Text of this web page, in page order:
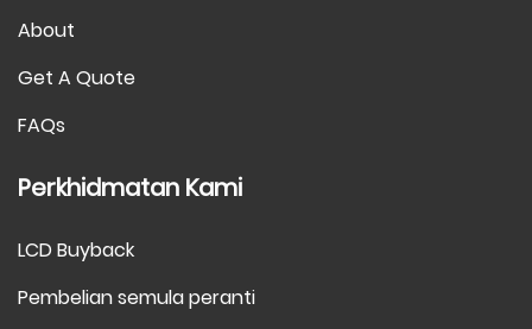
About
Get A Quote
FAQs
Perkhidmatan Kami
LCD Buyback
Pembelian semula peranti